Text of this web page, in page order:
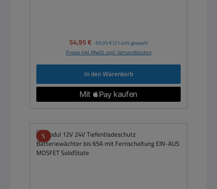
Verkaufspreis:
54,95 € Regulärer Preis:
69,95 € (21.44% gespart)
Preise inkl. MwSt. zzgl. Versandkosten
In den Warenkorb
%Rabatt